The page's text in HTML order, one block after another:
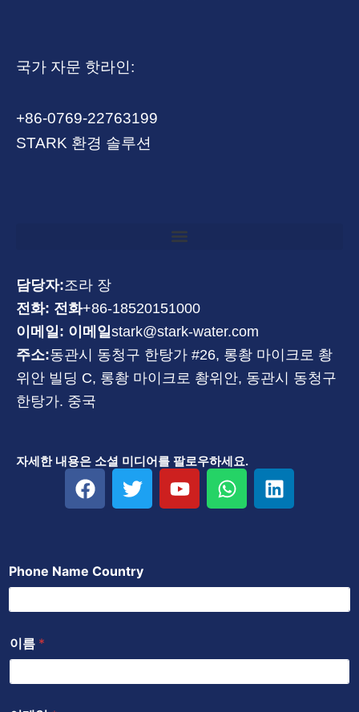
국가 자문 핫라인:
+86-0769-22763199
STARK 환경 솔루션
담당자:조라 장
전화: 전화+86-18520151000
이메일: 이메일 stark@stark-water.com
주소:동관시 동청구 한탕가 #26, 롱촹 마이크로 촹
위안 빌딩 C, 롱촹 마이크로 촹위안, 동관시 동청구
한탕가. 중국
자세한 내용은 소셜 미디어를 팔로우하세요.
F
a
o
k
트
위
유
튜
W
h
p
링
크
Phone Name Country
이름 *